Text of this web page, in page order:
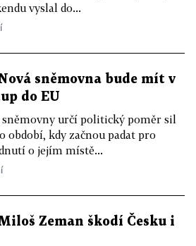
vyslal do...
sněmovna bude mít v
do EU
sněmovny určí politický poměr sil
období, kdy začnou padat pro
o jejím místě...
Zeman škodí Česku i